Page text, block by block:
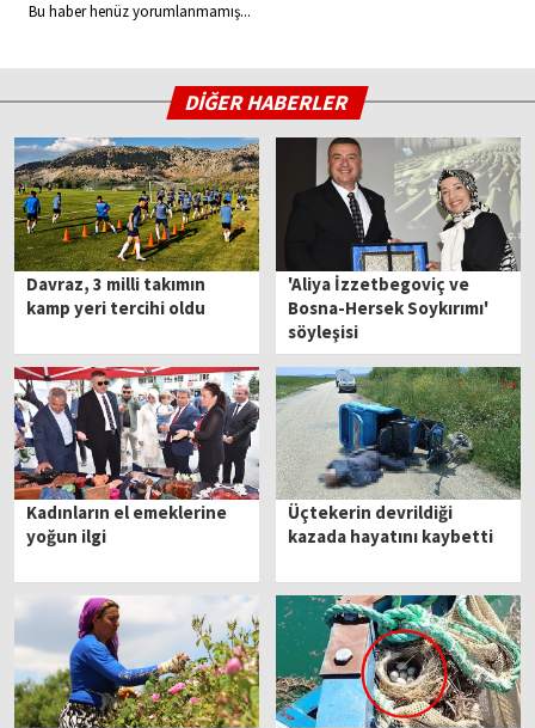
Bu haber henüz yorumlanmamış...
DİĞER HABERLER
Davraz, 3 milli takımın
kamp yeri tercihi oldu
'Aliya İzzetbegoviç ve
Bosna-Hersek Soykırımı'
söyleşisi
Kadınların el emeklerine
yoğun ilgi
Üçtekerin devrildiği
kazada hayatını kaybetti